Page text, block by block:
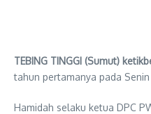
TEBING TINGGI (Sumut)
tahun pertamanya pada
Hamidah selaku ketua DPC